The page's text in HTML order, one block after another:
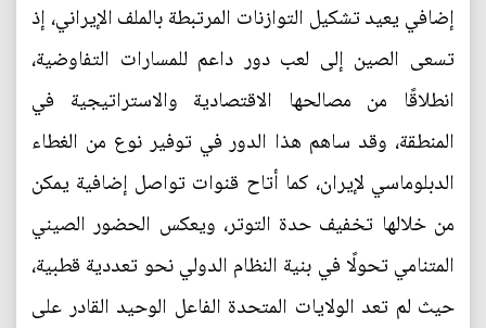
إضافي يعيد تشكيل التوازنات المرتبطة بالملف الإيراني، إذ
تسعى الصين إلى لعب دور داعم للمسارات التفاوضية،
انطلاقًا من مصالحها الاقتصادية والاستراتيجية في
المنطقة، وقد ساهم هذا الدور في توفير نوع من الغطاء
الدبلوماسي لإيران، كما أتاح قنوات تواصل إضافية يمكن
من خلالها تخفيف حدة التوتر، ويعكس الحضور الصيني
المتنامي تحولًا في بنية النظام الدولي نحو تعددية قطبية،
حيث لم تعد الولايات المتحدة الفاعل الوحيد القادر على